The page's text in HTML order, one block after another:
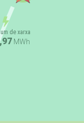
de xarxa
MWh